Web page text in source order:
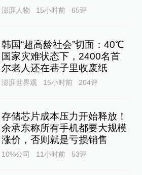
澎湃人物 15小时前 65评
韩国“超高龄社会”切面：40℃
国家灾难状态下，2400名首
尔老人还在巷子里收废纸
澎湃世界观 15小时前 204评
存储芯片成本压力开始释放！
余承东称所有手机都要大规模
涨价，否则就是亏损销售
10%公司 11小时前 53评